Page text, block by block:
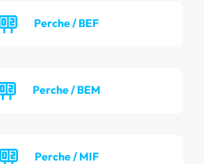
Perche / BEF
Perche / BEM
Perche / MIF